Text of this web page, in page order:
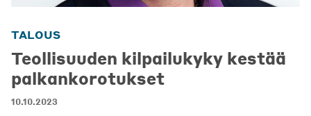
TALOUS
Teollisuuden kilpailukyky kestää
palkankorotukset
10.10.2023